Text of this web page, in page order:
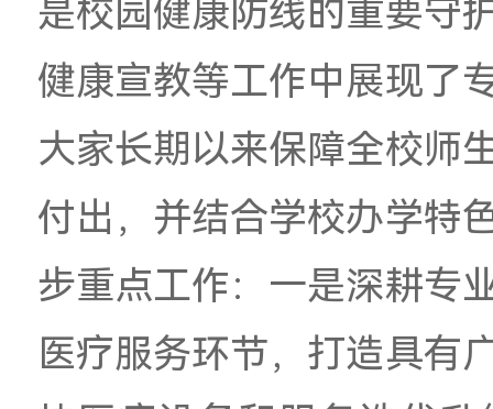
李金水向两校区医务
并对医务室建设发展
是校园健康防线的重
健康宣教等工作中展